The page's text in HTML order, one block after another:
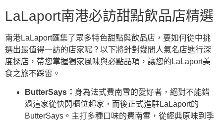
LaLaport南港必訪甜點飲品店精選
南港LaLaport匯集了眾多特色甜點與飲品店，要如何從中挑
選出最值得一訪的店家呢？以下將針對幾間人氣名店進行深
度探店，帶您掌握獨家風味與必點品項，讓您的LaLaport美
食之旅不踩雷。
ButterSays： 身為法式費南雪的愛好者，絕對不能錯
過這家從快閃櫃位起家，而後正式進駐LaLaport的
ButterSays。主打多種口味的費南雪，從經典原味到季